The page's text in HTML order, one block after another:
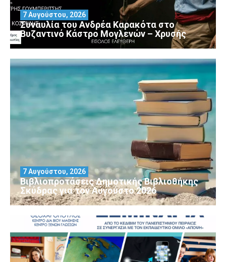
Συναυλία του Ανδρέα Καρακότα στο
Βυζαντινό Κάστρο Μογλενών – Χρυσής
7 Αυγούστου, 2026
Βιβλιοπροτάσεις Δημοτικής Βιβλιοθήκης
Σκύδρας για τον Αύγούστο 2026
7 Αυγούστου, 2026